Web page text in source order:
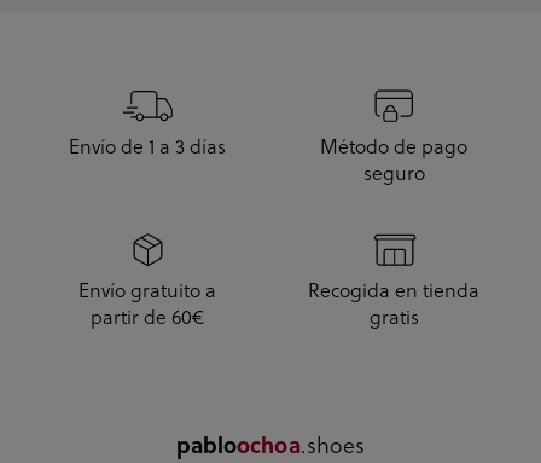
Envío de 1 a 3 días
Método de pago
seguro
Envío gratuito a
partir de 60€
Recogida en tienda
gratis
pabloochoa.shoes